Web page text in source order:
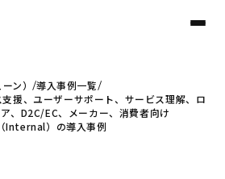
いて
ン）
導入事例一覧
援、ユーザーサポート、サービス理解、ロ
、D2C/EC、メーカー、消費者向け
Internal）の導入事例